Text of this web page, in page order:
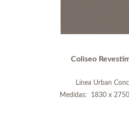
Coliseo
Línea Urban
Medidas: 1830 x